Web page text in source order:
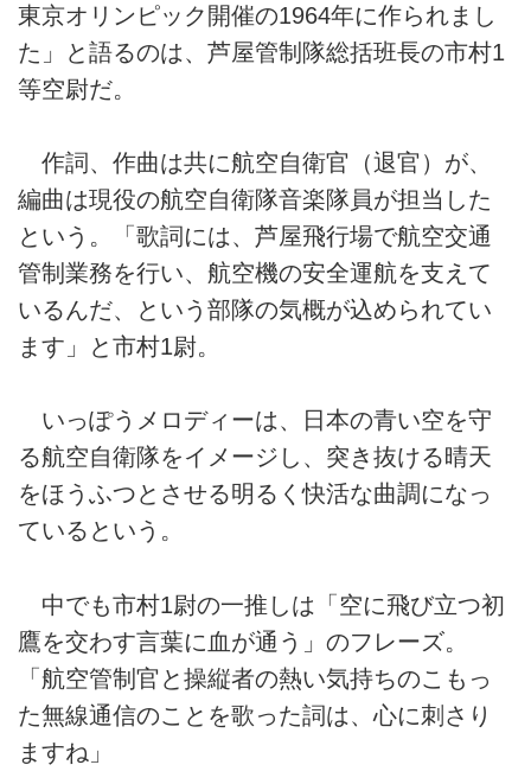
東京オリンピック開催の1964年に作られまし
た」と語るのは、芦屋管制隊総括班長の市村1
等空尉だ。
作詞、作曲は共に航空自衛官（退官）が、
編曲は現役の航空自衛隊音楽隊員が担当した
という。「歌詞には、芦屋飛行場で航空交通
管制業務を行い、航空機の安全運航を支えて
いるんだ、という部隊の気概が込められてい
ます」と市村1尉。
いっぽうメロディーは、日本の青い空を守
る航空自衛隊をイメージし、突き抜ける晴天
をほうふつとさせる明るく快活な曲調になっ
ているという。
中でも市村1尉の一推しは「空に飛び立つ初
鷹を交わす言葉に血が通う」のフレーズ。
「航空管制官と操縦者の熱い気持ちのこもっ
た無線通信のことを歌った詞は、心に刺さり
ますね」